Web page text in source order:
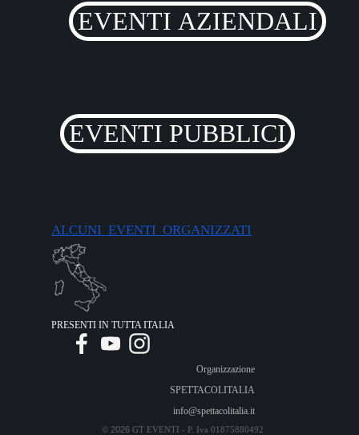
EVENTI AZIENDALI
EVENTI PUBBLICI
ALCUNI EVENTI ORGANIZZATI
Organizzazione
SPETTACOLITALIA
info@spettacolitalia.it
PRESENTI IN TUTTA ITALIA
© 2026 GT EVENTI - P. Iva 01875880492